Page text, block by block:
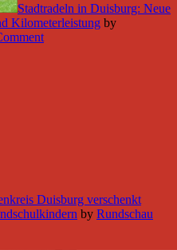
Stadtradeln in Duisburg: Neue
Kilometerleistung by
Duisburg verschenkt
by Rundschau